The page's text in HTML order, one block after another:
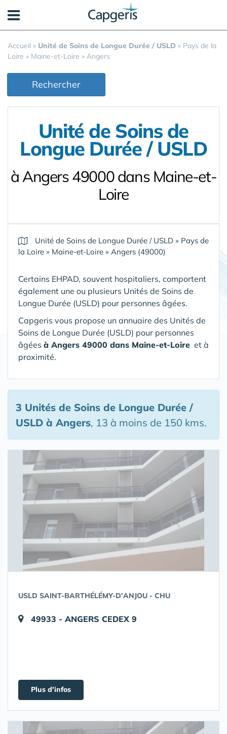
Accueil » Unité de Soins de Longue Durée / USLD » Pays de la
Loire » Maine-et-Loire » Angers
Rechercher
Unité de Soins de
Longue Durée / USLD
à Angers 49000 dans Maine-et-
Loire
Unité de Soins de Longue Durée / USLD » Pays de
la Loire » Maine-et-Loire » Angers (49000)
Certains EHPAD, souvent hospitaliers, comportent
également une ou plusieurs Unités de Soins de
Longue Durée (USLD) pour personnes âgées.
Capgeris vous propose un annuaire des Unités de
Soins de Longue Durée (USLD) pour personnes
âgées à Angers 49000 dans Maine-et-Loire et à
proximité.
3 Unités de Soins de Longue Durée /
USLD à Angers, 13 à moins de 150 kms.
USLD SAINT-BARTHÉLÉMY-D'ANJOU - CHU
49933 - ANGERS CEDEX 9
Plus d'infos